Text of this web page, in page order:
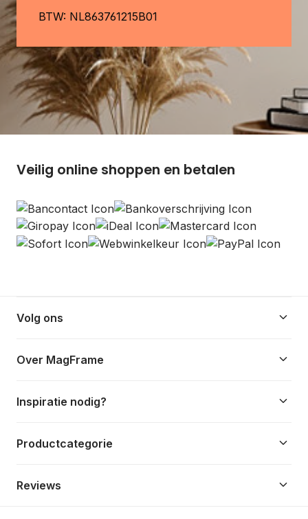
BTW: NL863761215B01
Veilig online shoppen en betalen
Volg ons keyboard_arrow_down
Over MagFrame keyboard_arrow_down
Inspiratie nodig? keyboard_arrow_down
Productcategorie keyboard_arrow_down
Reviews keyboard_arrow_down